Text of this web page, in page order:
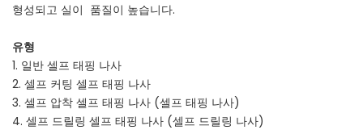
형성되고 실이 품질이 높습니다.
유형
1. 일반 셀프 태핑 나사
2. 셀프 커팅 셀프 태핑 나사
3. 셀프 압착 셀프 태핑 나사 (셀프 태핑 나사)
4. 셀프 드릴링 셀프 태핑 나사 (셀프 드릴링 나사)